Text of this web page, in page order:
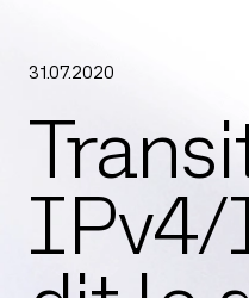
31.07.2020
IPv4/